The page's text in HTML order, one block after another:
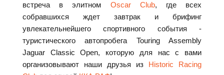
встреча в элитном Oscar Club, где всех
собравшихся ждет завтрак и брифинг
увлекательнейшего спортивного события -
туристического автопробега Touring Assembly
Jaguar Classic Open, которую для нас с вами
организовывают наши друзья из Historic Racing